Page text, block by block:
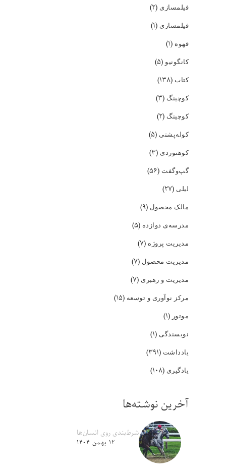
فیلمسازی (۲)
فیلمسازی (۱)
قهوه (۱)
کانگونیو(۵)
کتاب (۱۳۸)
کوچینگ (۳)
کوچینگ (۲)
کوله‌پشتی (۵)
کوهنوردی (۳)
گپ‌و‌گفت (۵۶)
لیلی (۲۷)
مالک محصول (۹)
مدرسه‌ی دوازده (۵)
مدیریت پروژه (۷)
مدیریت محصول (۷)
مدیریت و رهبری (۷)
مرکز نوآوری و توسعه (۱۵)
موتور(۱)
نویسندگی (۱)
یادداشت (۳۹۱)
یادگیری (۱۰۸)
آخرین نوشته‌ها
شرط‌بندی روی انسان‌ها
۱۲ بهمن ۱۴۰۴